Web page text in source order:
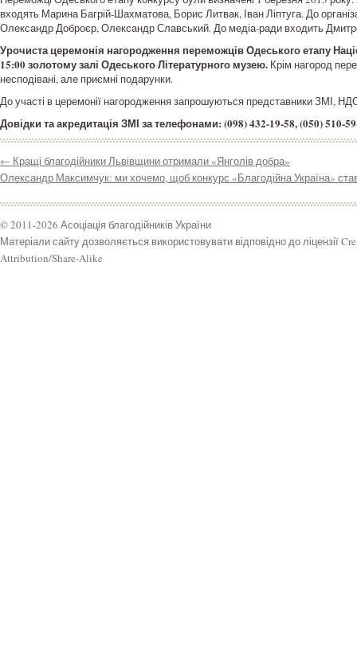
входять Марина Багрій-Шахматова, Борис Литвак, Іван Ліптуга. До
Олександр Доброєр, Олександр Славський. До медіа-ради входить
Урочиста церемонія нагородження переможців Одеського етапу
15:00 золотому залі Одеського Літературного музею. Крім нагород
несподівані, але приємні подарунки.
До участі в церемонії нагородження запрошуються представники ЗМІ,
Довідки та акредитація ЗМІ за телефонами: (098) 432-19-58, (050) 510-
← Кращі благодійники Львівщини отримали «Янголів добра»
Олександр Максимчук: ми хочемо, щоб конкурс «Благодійна Україна»
© 2011-2026 Асоціація благодійників України
Матеріали сайту дозволяється використовувати відповідно до ліцензії
Attribution/Share-Alike